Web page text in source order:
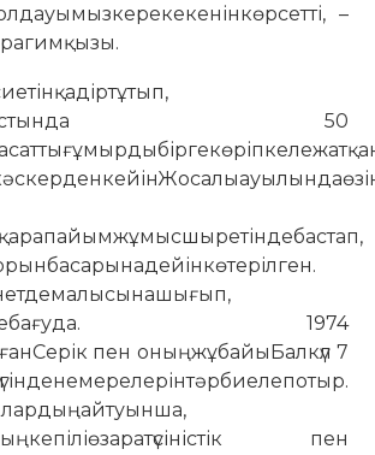
–
50
1974
пен оныңжұбайыБалкүл 7
пен